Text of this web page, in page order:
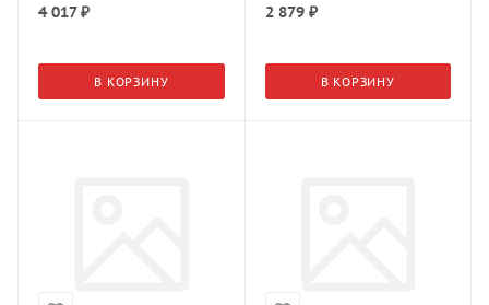
4 017₽
В КОРЗИНУ
2 879₽
В КОРЗИНУ